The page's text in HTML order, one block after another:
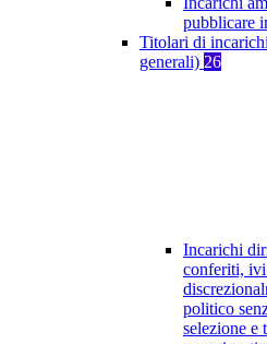
pubblicare
Titolari di
generali) 26
Incarichi
conferiti,
politico
selezione e